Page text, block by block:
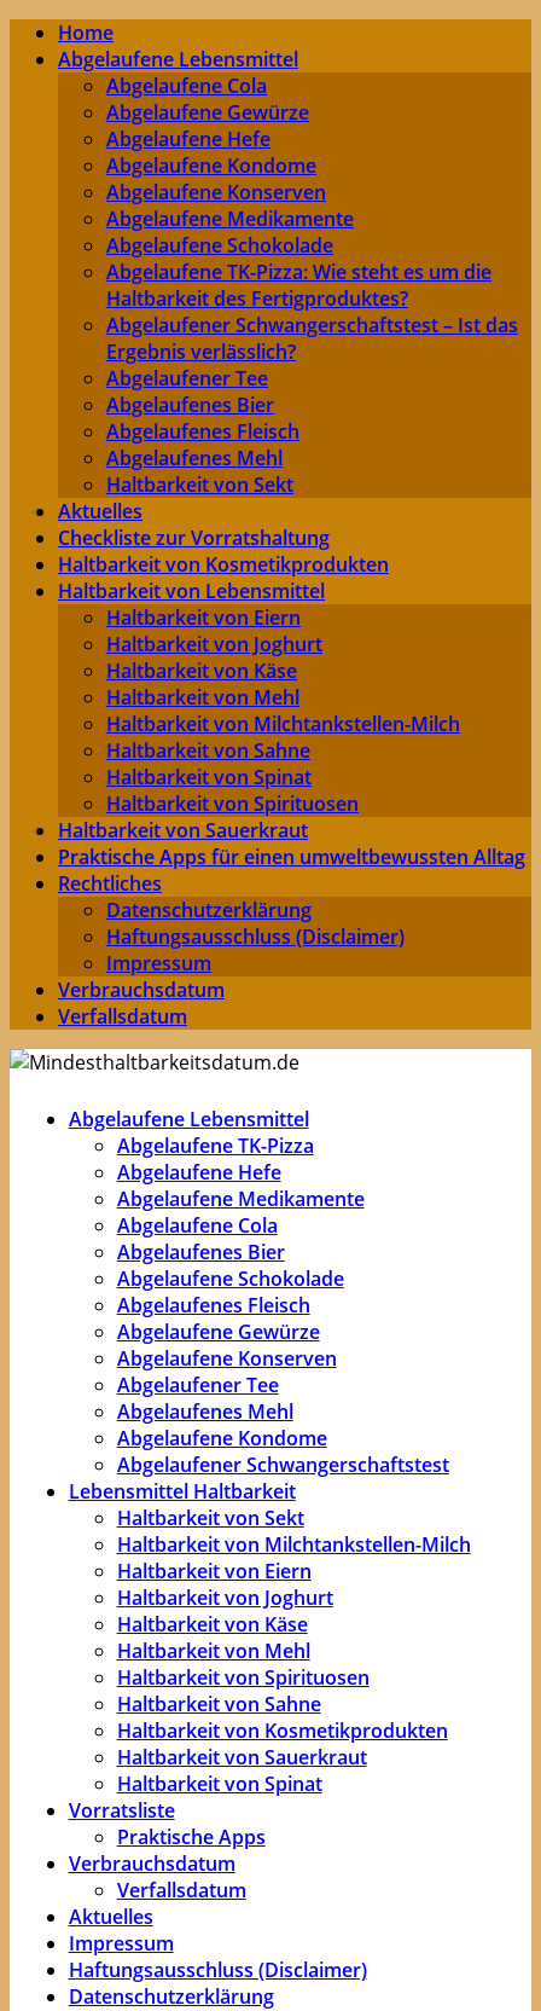
Home
Abgelaufene Lebensmittel
Abgelaufene Cola
Abgelaufene Gewürze
Abgelaufene Hefe
Abgelaufene Kondome
Abgelaufene Konserven
Abgelaufene Medikamente
Abgelaufene Schokolade
Abgelaufene TK-Pizza: Wie steht es um die
Haltbarkeit des Fertigproduktes?
Abgelaufener Schwangerschaftstest – Ist das
Ergebnis verlässlich?
Abgelaufener Tee
Abgelaufenes Bier
Abgelaufenes Fleisch
Abgelaufenes Mehl
Haltbarkeit von Sekt
Aktuelles
Checkliste zur Vorratshaltung
Haltbarkeit von Kosmetikprodukten
Haltbarkeit von Lebensmittel
Haltbarkeit von Eiern
Haltbarkeit von Joghurt
Haltbarkeit von Käse
Haltbarkeit von Mehl
Haltbarkeit von Milchtankstellen-Milch
Haltbarkeit von Sahne
Haltbarkeit von Spinat
Haltbarkeit von Spirituosen
Haltbarkeit von Sauerkraut
Praktische Apps für einen umweltbewussten Alltag
Rechtliches
Datenschutzerklärung
Haftungsausschluss (Disclaimer)
Impressum
Verbrauchsdatum
Verfallsdatum
Abgelaufene Lebensmittel
Abgelaufene TK-Pizza
Abgelaufene Hefe
Abgelaufene Medikamente
Abgelaufene Cola
Abgelaufenes Bier
Abgelaufene Schokolade
Abgelaufenes Fleisch
Abgelaufene Gewürze
Abgelaufene Konserven
Abgelaufener Tee
Abgelaufenes Mehl
Abgelaufene Kondome
Abgelaufener Schwangerschaftstest
Lebensmittel Haltbarkeit
Haltbarkeit von Sekt
Haltbarkeit von Milchtankstellen-Milch
Haltbarkeit von Eiern
Haltbarkeit von Joghurt
Haltbarkeit von Käse
Haltbarkeit von Mehl
Haltbarkeit von Spirituosen
Haltbarkeit von Sahne
Haltbarkeit von Kosmetikprodukten
Haltbarkeit von Sauerkraut
Haltbarkeit von Spinat
Vorratsliste
Praktische Apps
Verbrauchsdatum
Verfallsdatum
Aktuelles
Impressum
Haftungsausschluss (Disclaimer)
Datenschutzerklärung